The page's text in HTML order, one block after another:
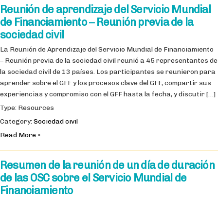
Reunión de aprendizaje del Servicio Mundial
de Financiamiento – Reunión previa de la
sociedad civil
La Reunión de Aprendizaje del Servicio Mundial de Financiamiento
– Reunión previa de la sociedad civil reunió a 45 representantes de
la sociedad civil de 13 países. Los participantes se reunieron para
aprender sobre el GFF y los procesos clave del GFF, compartir sus
experiencias y compromiso con el GFF hasta la fecha, y discutir […]
Type: Resources
Category:Sociedad civil
Read More »
Resumen de la reunión de un día de duración
de las OSC sobre el Servicio Mundial de
Financiamiento